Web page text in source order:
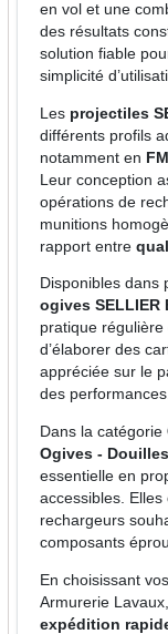
en vol et une
des résultats
solution fiable
simplicité
Les projectiles
différents profils
notamment en
Leur conception
opérations de
munitions
rapport entre
Disponibles dans
ogives SELLIER
pratique
d’élaborer des
appréciée sur le
des
Dans la catégorie
Ogives - Douilles
essentielle en
accessibles.
rechargeurs
composants
En choisissant
Armurerie
expédition